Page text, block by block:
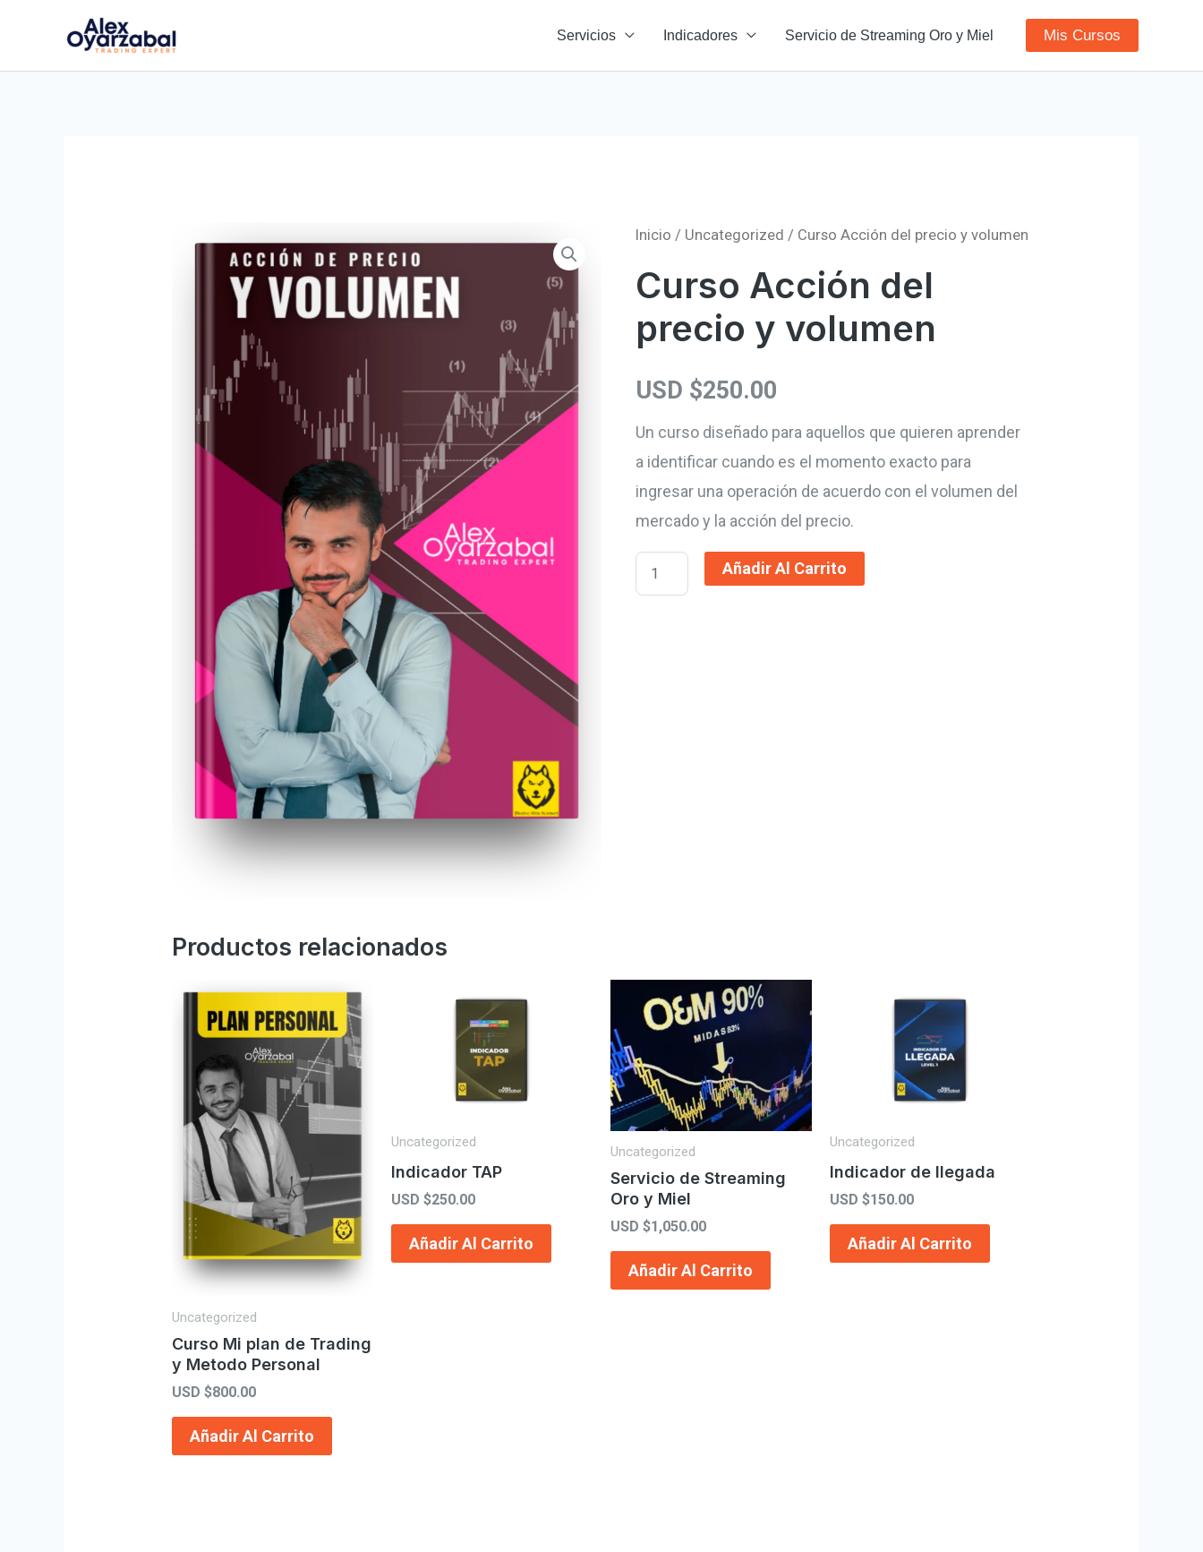
Servicios Indicadores Servicio de Streaming Oro y Miel Mis Cursos
Inicio / Uncategorized / Curso Acción del precio y volumen
Curso Acción del
precio y volumen
USD $250.00
Un curso diseñado para aquellos que quieren aprender
a identificar cuando es el momento exacto para
ingresar una operación de acuerdo con el volumen del
mercado y la acción del precio.
Añadir Al Carrito
Productos relacionados
Uncategorized
Curso Mi plan de Trading
y Metodo Personal
USD $800.00
Añadir Al Carrito
Uncategorized
Indicador TAP
USD $250.00
Añadir Al Carrito
Uncategorized
Servicio de Streaming
Oro y Miel
USD $1,050.00
Añadir Al Carrito
Uncategorized
Indicador de llegada
USD $150.00
Añadir Al Carrito